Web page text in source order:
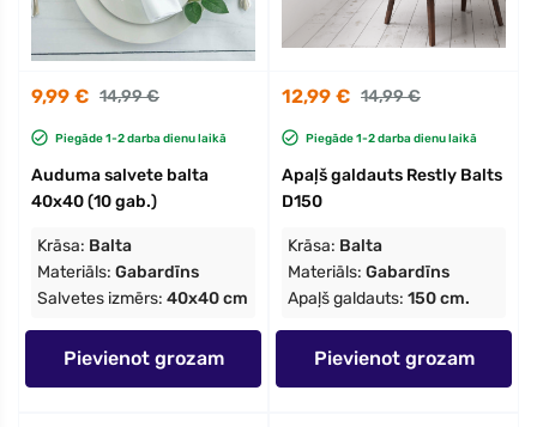
9,99 € 14,99 €
Piegāde 1-2 darba dienu laikā
Auduma salvete balta
40x40 (10 gab.)
Krāsa: Balta
Materiāls: Gabardīns
Salvetes izmērs: 40x40 cm
Pievienot grozam
12,99 € 14,99 €
Piegāde 1-2 darba dienu laikā
Apaļš galdauts Restly Balts
D150
Krāsa: Balta
Materiāls: Gabardīns
Apaļš galdauts: 150 cm.
Pievienot grozam